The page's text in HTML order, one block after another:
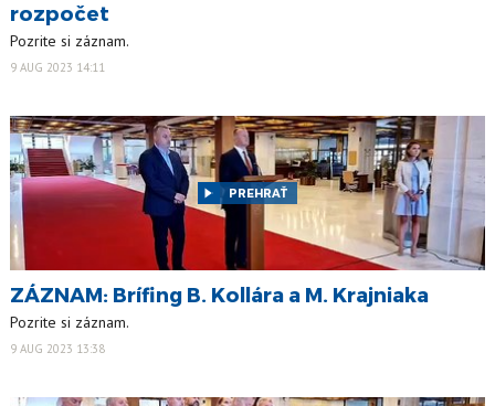
rozpočet
Pozrite si záznam.
9 AUG 2023 14:11
PREHRAŤ
ZÁZNAM: Brífing B. Kollára a M. Krajniaka
Pozrite si záznam.
9 AUG 2023 13:38